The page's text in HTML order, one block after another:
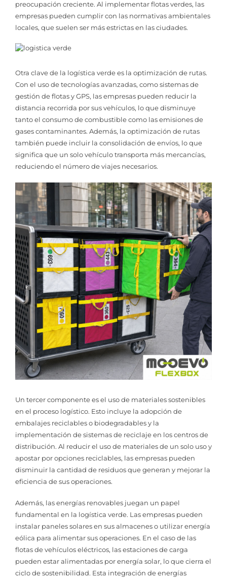
preocupación creciente. Al implementar flotas verdes, las
empresas pueden cumplir con las normativas ambientales
locales, que suelen ser más estrictas en las ciudades.
Otra clave de la logística verde es la optimización de rutas.
Con el uso de tecnologías avanzadas, como sistemas de
gestión de flotas y GPS, las empresas pueden reducir la
distancia recorrida por sus vehículos, lo que disminuye
tanto el consumo de combustible como las emisiones de
gases contaminantes. Además, la optimización de rutas
también puede incluir la consolidación de envíos, lo que
significa que un solo vehículo transporta más mercancías,
reduciendo el número de viajes necesarios.
Un tercer componente es el uso de materiales sostenibles
en el proceso logístico. Esto incluye la adopción de
embalajes reciclables o biodegradables y la
implementación de sistemas de reciclaje en los centros de
distribución. Al reducir el uso de materiales de un solo uso y
apostar por opciones reciclables, las empresas pueden
disminuir la cantidad de residuos que generan y mejorar la
eficiencia de sus operaciones.
Además, las energías renovables juegan un papel
fundamental en la logística verde. Las empresas pueden
instalar paneles solares en sus almacenes o utilizar energía
eólica para alimentar sus operaciones. En el caso de las
flotas de vehículos eléctricos, las estaciones de carga
pueden estar alimentadas por energía solar, lo que cierra el
ciclo de sostenibilidad. Esta integración de energías